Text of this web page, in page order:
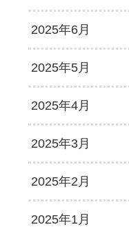
2025年6月
2025年5月
2025年4月
2025年3月
2025年2月
2025年1月